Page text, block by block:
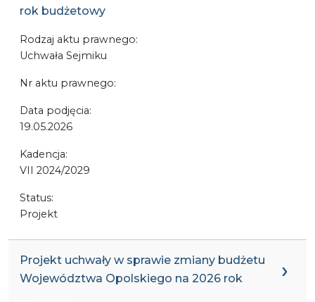
rok budżetowy
Rodzaj aktu prawnego:
Uchwała Sejmiku
Nr aktu prawnego:
Data podjęcia:
19.05.2026
Kadencja:
VII 2024/2029
Status:
Projekt
Projekt uchwały w sprawie zmiany budżetu
Województwa Opolskiego na 2026 rok